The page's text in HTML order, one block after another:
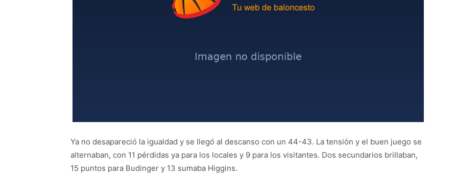
Ya no desapareció la igualdad y se llegó al descanso con un 44-43. La tensión y el buen juego se
alternaban, con 11 pérdidas ya para los locales y 9 para los visitantes. Dos secundarios brillaban,
15 puntos para Budinger y 13 sumaba Higgins.